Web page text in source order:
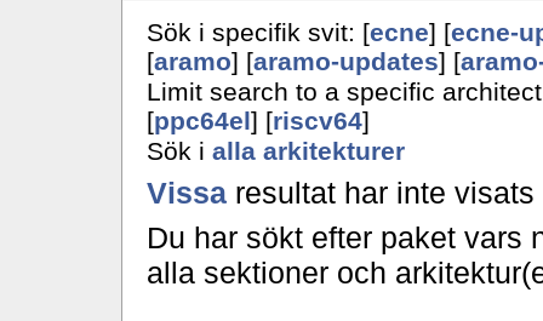
Sök i specifik svit: [ecne] [ecne-
[aramo] [aramo-updates] [
Limit search to a specific
[ppc64el] [riscv64]
Sök i alla arkitekturer
Vissaresultat har inte visats
Du har sökt efter paket vars
alla sektioner och